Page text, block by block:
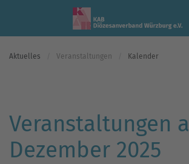
Skip to main content
Aktuelles Veranstaltungen Kalender
Veranstaltungen
Dezember 2025